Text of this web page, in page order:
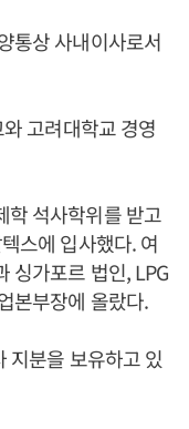
통상 사내이사로서
고려대학교 경영
학 석사학위를 받고
스에 입사했다. 여
싱가포르 법인, LPG
본부장에 올랐다.
지분을 보유하고 있